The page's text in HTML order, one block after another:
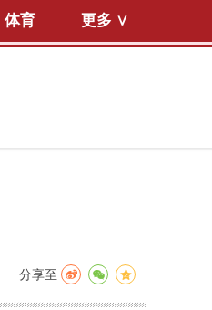
体育 更多 ∨
分享至